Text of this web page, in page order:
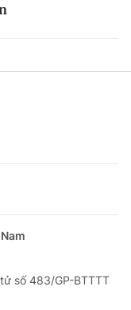
số 483/GP-BTTTT